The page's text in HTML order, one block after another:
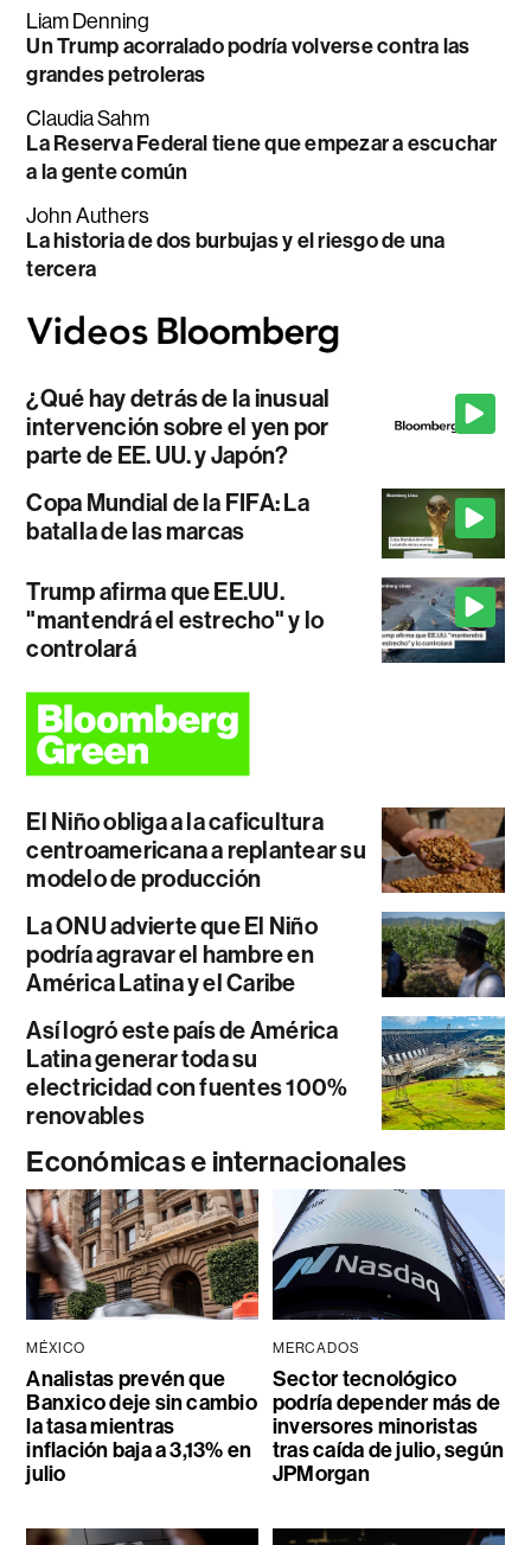
Liam Denning
Un Trump acorralado podría volverse contra las
grandes petroleras
Claudia Sahm
La Reserva Federal tiene que empezar a escuchar
a la gente común
John Authers
La historia de dos burbujas y el riesgo de una
tercera
¿Qué hay detrás de la inusual
intervención sobre el yen por
parte de EE. UU. y Japón?
Copa Mundial de la FIFA: La
batalla de las marcas
Trump afirma que EE.UU.
"mantendrá el estrecho" y lo
controlará
El Niño obliga a la caficultura
centroamericana a replantear su
modelo de producción
La ONU advierte que El Niño
podría agravar el hambre en
América Latina y el Caribe
Así logró este país de América
Latina generar toda su
electricidad con fuentes 100%
renovables
Económicas e internacionales
MÉXICO
Analistas prevén que
Banxico deje sin cambio
la tasa mientras
inflación baja a 3,13% en
julio
MERCADOS
Sector tecnológico
podría depender más de
inversores minoristas
tras caída de julio, según
JPMorgan